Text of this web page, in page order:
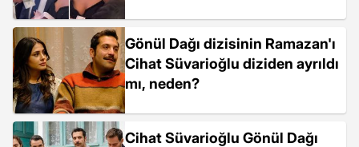
Gönül Dağı dizisinin Ramazan'ı
Cihat Süvarioğlu diziden ayrıldı
mı, neden?
Cihat Süvarioğlu Gönül Dağı